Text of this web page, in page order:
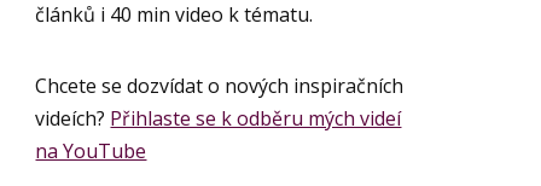
článků i 40 min video k tématu.
Chcete se dozvídat o nových inspiračních
videích? Přihlaste se k odběru mých videí
na YouTube